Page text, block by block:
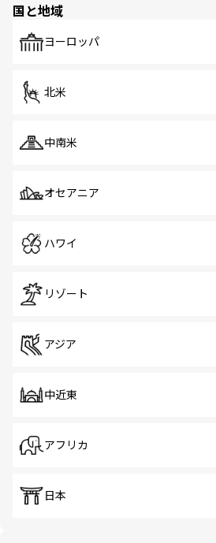
で、ホーカーズは地元の風情を
国と地域
ヨーロッパ
北米
中南米
オセアニア
ハワイ
リゾート
アジア
中近東
アフリカ
日本